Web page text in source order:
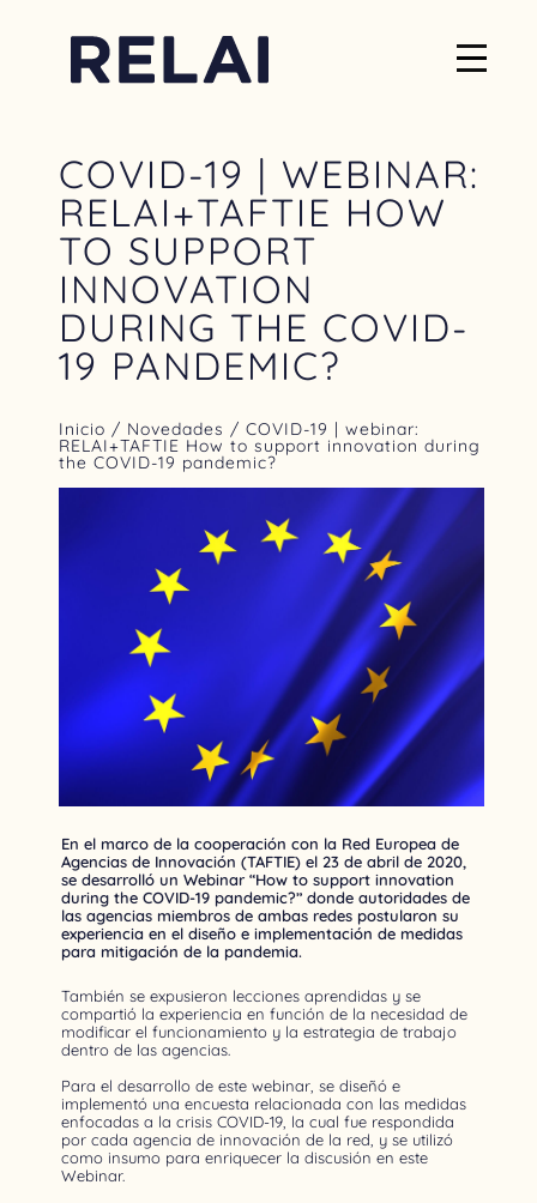
COVID-19 | WEBINAR:
RELAI+TAFTIE HOW
TO SUPPORT
INNOVATION
DURING THE COVID-
19 PANDEMIC?
Inicio / Novedades / COVID-19 | webinar:
RELAI+TAFTIE How to support innovation during
the COVID-19 pandemic?
En el marco de la cooperación con la Red Europea de
Agencias de Innovación (TAFTIE) el 23 de abril de 2020,
se desarrolló un Webinar “How to support innovation
during the COVID-19 pandemic?” donde autoridades de
las agencias miembros de ambas redes postularon su
experiencia en el diseño e implementación de medidas
para mitigación de la pandemia.
También se expusieron lecciones aprendidas y se
compartió la experiencia en función de la necesidad de
modificar el funcionamiento y la estrategia de trabajo
dentro de las agencias.
Para el desarrollo de este webinar, se diseñó e
implementó una encuesta relacionada con las medidas
enfocadas a la crisis COVID-19, la cual fue respondida
por cada agencia de innovación de la red, y se utilizó
como insumo para enriquecer la discusión en este
Webinar.